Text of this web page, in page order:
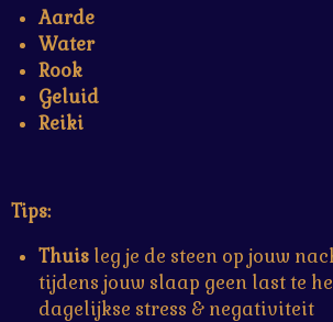
Aarde
Water
Rook
Geluid
Reiki
Tips:
Thuis leg je de steen op jouw
tijdens jouw slaap geen last te
dagelijkse stress & negativiteit